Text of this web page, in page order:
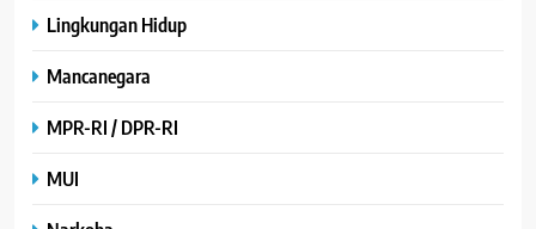
Lingkungan Hidup
Mancanegara
MPR-RI / DPR-RI
MUI